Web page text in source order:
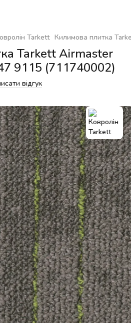
Tarkett Килимова плитка
Tarkett Airmaster
9115 (711740002)
відгук